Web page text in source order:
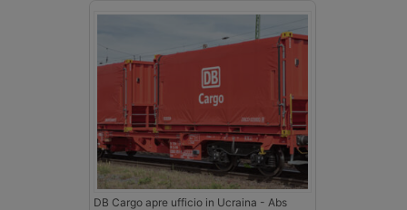
DB Cargo apre ufficio in Ucraina - Abs